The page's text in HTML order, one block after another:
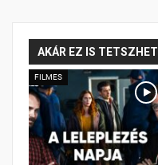
AKÁR EZ IS TETSZHET
FILMES